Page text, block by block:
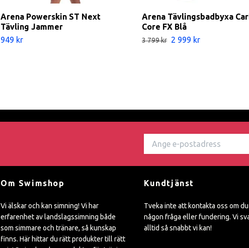
Arena Powerskin ST Next
Tävling Jammer
949 kr
Arena Tävlingsbadbyxa
Core FX Blå
3 799 kr 2 999 kr
Om Swimshop
Vi älskar och kan simning! Vi har
erfarenhet av landslagssimning både
som simmare och tränare, så kunskap
finns. Här hittar du rätt produkter till rätt
Kundtjänst
Tveka inte att kontakta oss om
någon fråga eller fundering. Vi
alltid så snabbt vi kan!